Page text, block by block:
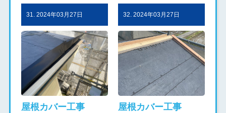
31. 2024年03月27日
屋根カバー工事
32. 2024年03月27日
屋根カバー工事